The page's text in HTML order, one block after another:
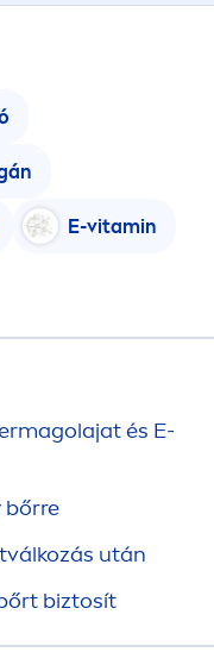
E-vitamin
és E-
bőrre
után
biztosít